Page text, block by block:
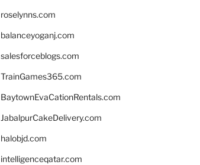
roselynns.com
balanceyoganj.com
salesforceblogs.com
TrainGames365.com
BaytownEvaCationRentals.com
JabalpurCakeDelivery.com
halobjd.com
intelligenceqatar.com